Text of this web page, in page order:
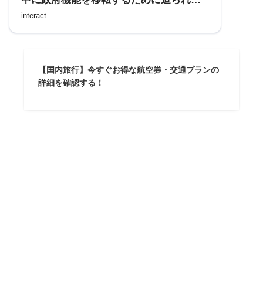
「松代象山地下壕」を訪れる
interact
【国内旅行】今すぐお得な航空券・交通プランの
詳細を確認する！